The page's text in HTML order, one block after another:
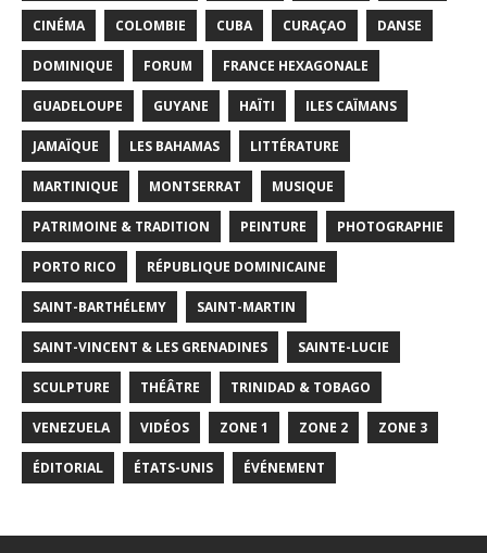
CINÉMA COLOMBIE CUBA CURAÇAO DANSE
DOMINIQUE FORUM FRANCE HEXAGONALE
GUADELOUPE GUYANE HAÏTI ILES CAÏMANS
JAMAÏQUE LES BAHAMAS LITTÉRATURE
MARTINIQUE MONTSERRAT MUSIQUE
PATRIMOINE & TRADITION PEINTURE PHOTOGRAPHIE
PORTO RICO RÉPUBLIQUE DOMINICAINE
SAINT-BARTHÉLEMY SAINT-MARTIN
SAINT-VINCENT & LES GRENADINES SAINTE-LUCIE
SCULPTURE THÉÂTRE TRINIDAD & TOBAGO
VENEZUELA VIDÉOS ZONE 1 ZONE 2 ZONE 3
ÉDITORIAL ÉTATS-UNIS ÉVÉNEMENT